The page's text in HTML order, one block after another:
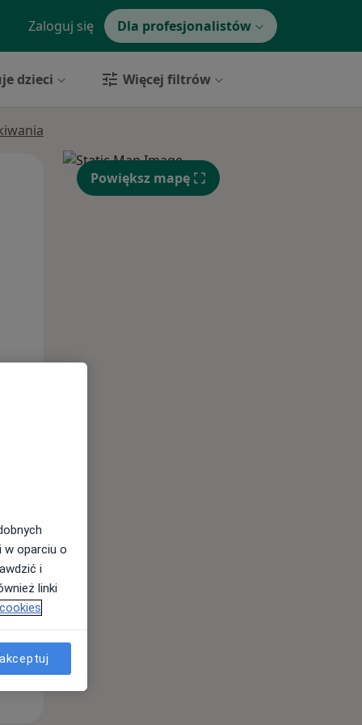
Zaloguj się Dla profesjonalistów
dzieci Więcej filtrów
Wt, Śr,
Powiększ mapę
w oparciu o
i
linki